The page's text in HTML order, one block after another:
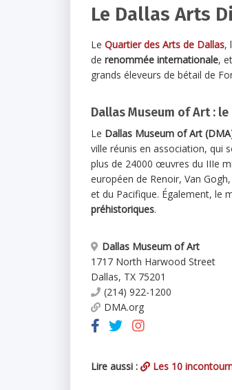
Le Dallas Arts
Le Quartier des Arts de Dallas,
de renommée internationale,
grands éleveurs de bétail de
Dallas Museum of Art :
Le Dallas Museum of Art
ville réunis en association, qui
plus de 24000 œuvres du IIIe
européen de Renoir, Van
et du Pacifique. Également, le
préhistoriques.
Dallas Museum of Art
1717 North Harwood Street
Dallas, TX 75201
(214) 922-1200
DMA.org
Lire aussi : Les 10